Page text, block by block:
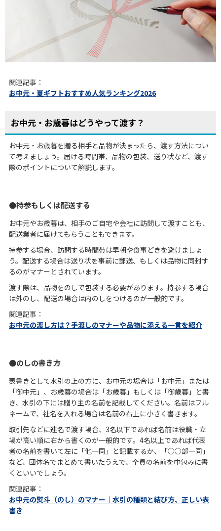
関連記事：
お中元・夏ギフトおすすめ人気ランキング2026
お中元・お歳暮はどうやって渡す？
お中元・お歳暮を贈る相手と品物が決まったら、渡す方法につい
て考えましょう。届ける時間帯、品物の包装、送り状など、渡す
際のポイントについて解説します。
持参もしくは配送する
お中元やお歳暮は、相手のご自宅や会社に訪問して渡すことも、
配送業者に届けてもらうこともできます。
持参する場合、訪問する時間帯は早朝や食事どきを避けましょ
う。配送する場合は送り状を事前に郵送、もしくは品物に同封す
るのがマナーとされています。
渡す際は、品物をのしで包装する必要があります。持参する場合
は外のし、配送の場合は内のしをつけるのが一般的です。
関連記事：
お中元の渡し方は？手渡しのマナーや品物に添える一言を紹介
のしの書き方
表書きとして水引の上の方に、お中元の場合は「お中元」または
「御中元」、お歳暮の場合は「お歳暮」もしくは「御歳暮」と書
き、水引の下には贈り主の名前を記載してください。名前はフル
ネームで、社名を入れる場合は名前の右上に小さく書きます。
取引先などに連名で渡す場合、3名以下であれば名前は役職・立
場が高い順に右から書くのが一般的です。4名以上であれば代表
者の名前を書いて左に「他一同」と記載するか、「○○部一同」
など、団体名でまとめて書いたうえで、全員の名前を中包みに書
くといいでしょう。
関連記事：
お中元の熨斗（のし）のマナー｜水引の種類と結び方、正しい表
書き